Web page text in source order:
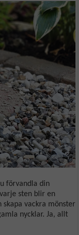
förvandla din
sten blir en
skapa vackra mönster
nycklar. Ja, allt